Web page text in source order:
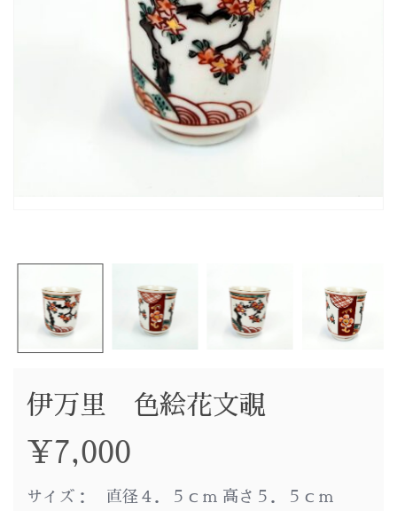
伊万里 色絵花文覗
¥ 7,000
サイズ： 直径４．５ｃｍ 高さ５．５ｃｍ